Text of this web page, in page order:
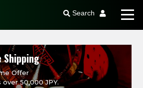
Search
Shipping
Offer
50,000 JPY.